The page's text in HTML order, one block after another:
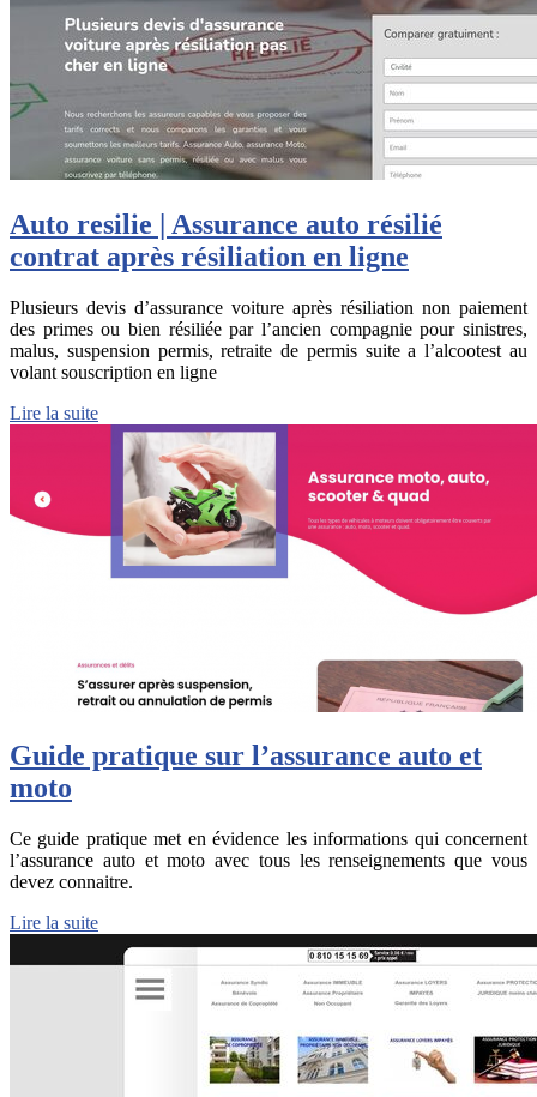
Auto resilie | Assurance auto résilié
contrat après résiliation en ligne
Plusieurs devis d’assurance voiture après résiliation non paiement
des primes ou bien résiliée par l’ancien compagnie pour sinistres,
malus, suspension permis, retraite de permis suite a l’alcootest au
volant souscription en ligne
Lire la suite
Guide pratique sur l’assurance auto et
moto
Ce guide pratique met en évidence les informations qui concernent
l’assurance auto et moto avec tous les renseignements que vous
devez connaitre.
Lire la suite